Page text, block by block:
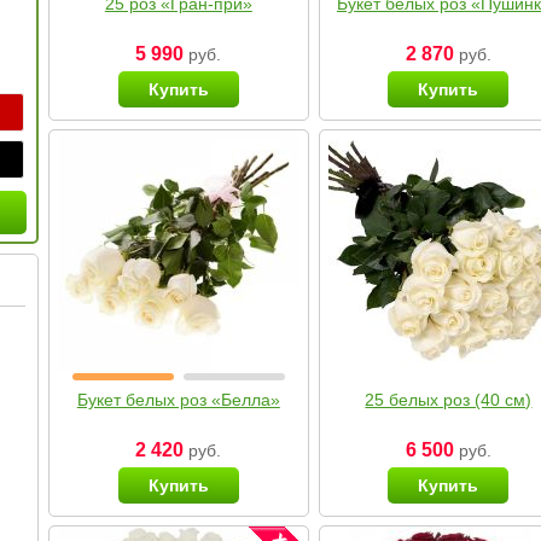
5 990 руб.
Купить
2 870руб.
Купить
Букет белых роз «Белла»
2 420 руб.
Купить
25 белых роз (40 см)
6 500руб.
Купить